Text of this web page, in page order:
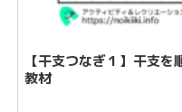
【干支つなぎ１】干支
教材